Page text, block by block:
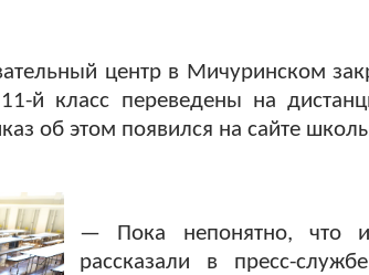
центр в Мичуринском
й класс переведены на
об этом появился на сайте
— Пока непонятно, что
рассказали в пресс-